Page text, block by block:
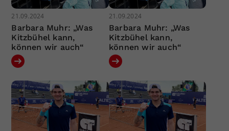
21.09.2024
Barbara Muhr: „Was
Kitzbühel kann,
können wir auch“
21.09.2024
Barbara Muhr: „Was
Kitzbühel kann,
können wir auch“